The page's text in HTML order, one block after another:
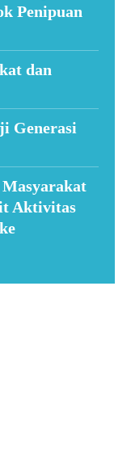
Penipuan
dan
Generasi
Masyarakat
Aktivitas